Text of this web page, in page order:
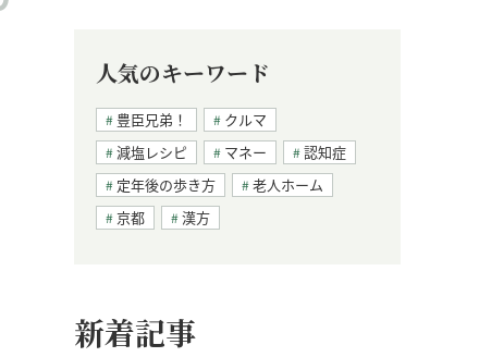
人気のキーワード
豊臣兄弟！
クルマ
減塩レシピ
マネー
認知症
定年後の歩き方
老人ホーム
京都
漢方
新着記事